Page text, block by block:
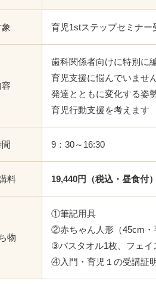
育児1stステップセミナー
容
歯科関係者向けに特別に
育児支援に悩んでいませ
発達とともに変化する姿
育児行動支援を考えます
9：30～16:30
料 19,440円（税込・昼食付）
物
①筆記用具
②赤ちゃん人形（45cm・
③バスタオル1枚、フェイ
④入門・育児１の受講証